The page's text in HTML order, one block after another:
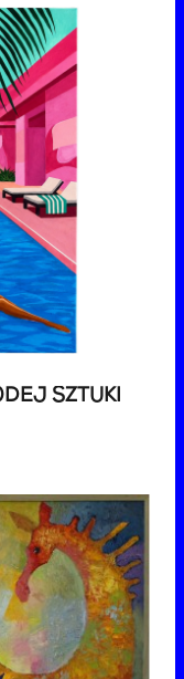
SZTUKI